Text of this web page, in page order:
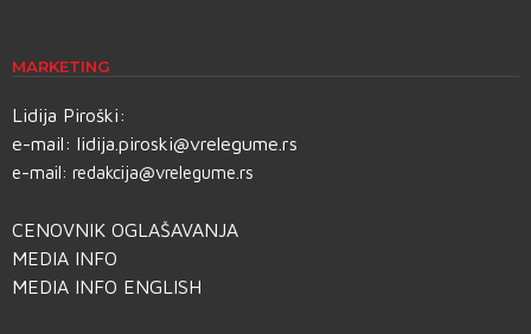
MARKETING
Lidija Piroški:
e-mail: lidija.piroski@vrelegume.rs
e-mail: redakcija@vrelegume.rs
CENOVNIK OGLAŠAVANJA
MEDIA INFO
MEDIA INFO ENGLISH